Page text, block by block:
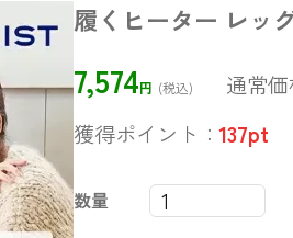
履くヒーター レッ
7,574円 (税込) 通常価
獲得ポイント：137pt
数量